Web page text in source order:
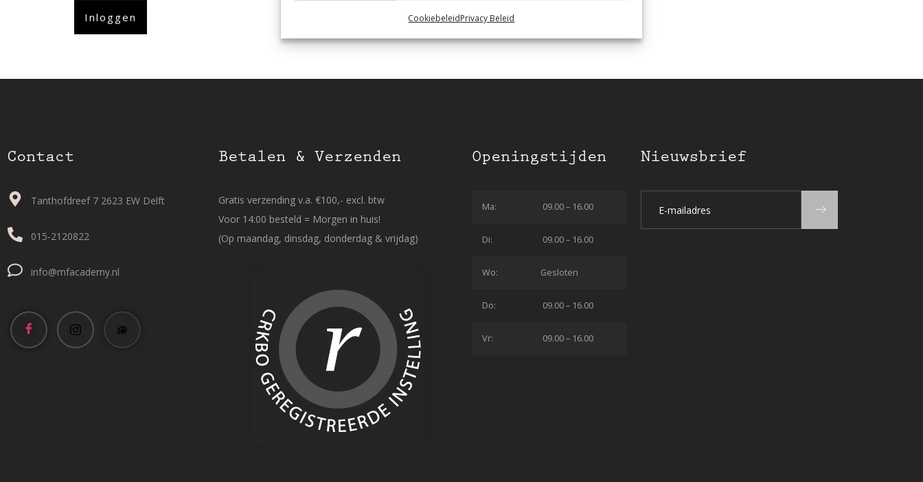
CookiebeleidPrivacy Beleid
Inloggen
Contact
Tanthofdreef 7 2623 EW Delft
015-2120822
info@mfacademy.nl
Betalen & Verzenden
Gratis verzending v.a. €100,- excl. btw
Voor 14:00 besteld = Morgen in huis!
(Op maandag, dinsdag, donderdag & vrijdag)
Openingstijden
Ma: 09.00 – 16.00
Di: 09.00 – 16.00
Wo: Gesloten
Do: 09.00 – 16.00
Vr: 09.00 – 16.00
Nieuwsbrief